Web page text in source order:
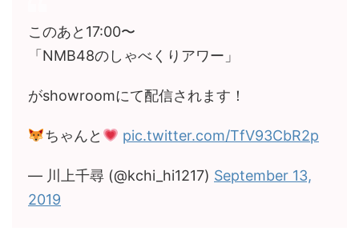
このあと17:00〜
「NMB48のしゃべくりアワー」
がshowroomにて配信されます！
ちゃんと pic.twitter.com/TfV93CbR2p
— 川上千尋 (@kchi_hi1217) September 13,
2019